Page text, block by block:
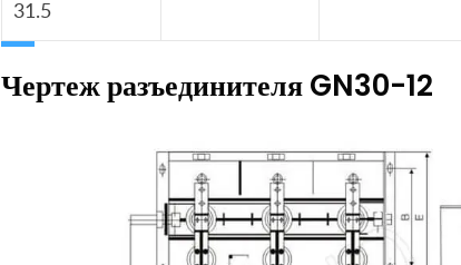
31.5
Чертеж разъединителя GN30-12